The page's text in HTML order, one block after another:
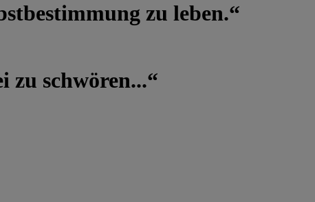
zu leben.“
zu schwören...“